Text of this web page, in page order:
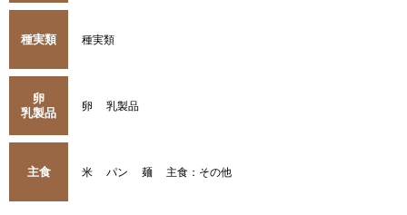
種実類 種実類
卵
乳製品
卵 乳製品
主食 米 パン 麺 主食：その他